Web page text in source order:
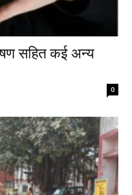
सहित कई अन्य
0